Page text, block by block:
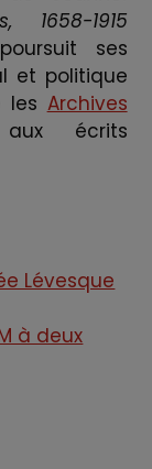
1915
ses
et politique
les Archives
écrits
Lévesque
à deux